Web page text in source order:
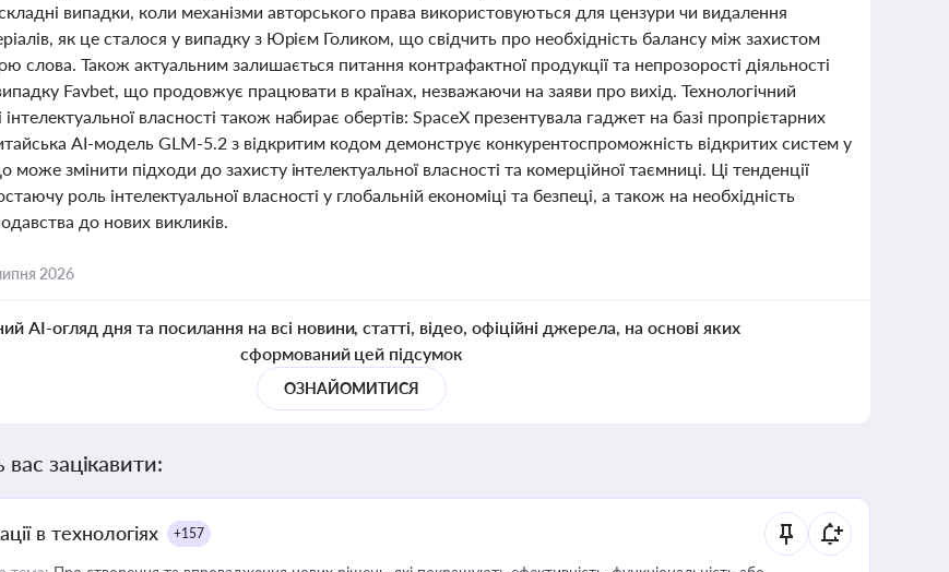
випадки, коли механізми авторського права використовуються для цензури чи видалення
як це сталося у випадку з Юрієм Голиком, що свідчить про необхідність балансу між захистом
слова. Також актуальним залишається питання контрафактної продукції та непрозорості діяльності
Favbet, що продовжує працювати в країнах, незважаючи на заяви про вихід. Технологічний
інтелектуальної власності також набирає обертів: SpaceX презентувала гаджет на базі пропрієтарних
AI-модель GLM-5.2 з відкритим кодом демонструє конкурентоспроможність відкритих систем у
може змінити підходи до захисту інтелектуальної власності та комерційної таємниці. Ці тенденції
роль інтелектуальної власності у глобальній економіці та безпеці, а також на необхідність
до нових викликів.
2026
AI-огляд дня та посилання на всі новини, статті, відео, офіційні джерела, на основі яких
сформований цей підсумок
ОЗНАЙОМИТИСЯ
зацікавити:
в технологіях +157